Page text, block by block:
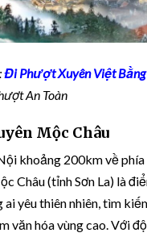
:Đi Phượt Xuyên Việt Bằng
An Toàn
Mộc Châu
khoảng 200km về phía
Châu (tỉnh Sơn La) là
ai yêu thiên nhiên, tìm
văn hóa vùng cao. Với